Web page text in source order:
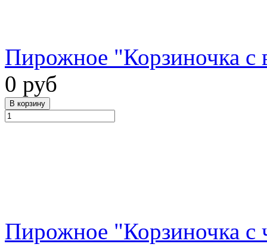
Пирожное "Корзиночка с
0 руб
Пирожное "Корзиночка с